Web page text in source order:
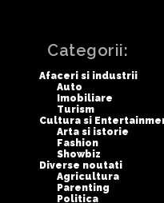
Categorii:
Afaceri si industrii
Auto
Imobiliare
Turism
Cultura si
Arta si istorie
Fashion
Showbiz
Diverse noutati
Agricultura
Parenting
Politica